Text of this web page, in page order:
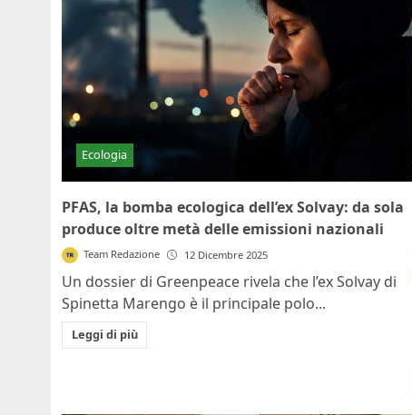
Ecologia
PFAS, la bomba ecologica dell’ex Solvay: da sola
produce oltre metà delle emissioni nazionali
Team Redazione 12 Dicembre 2025
Un dossier di Greenpeace rivela che l’ex Solvay di
Spinetta Marengo è il principale polo...
Leggi di più